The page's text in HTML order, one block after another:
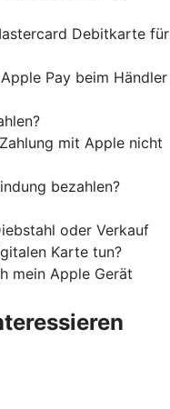
Debitkarte für
Pay beim Händler
mit Apple nicht
bezahlen?
oder Verkauf
Karte tun?
mein Apple Gerät